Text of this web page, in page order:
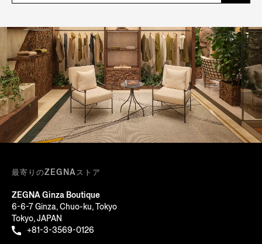
最寄りのZEGNAストア
ZEGNA Ginza Boutique
6-6-7 Ginza, Chuo-ku, Tokyo
Tokyo, JAPAN
+81-3-3569-0126